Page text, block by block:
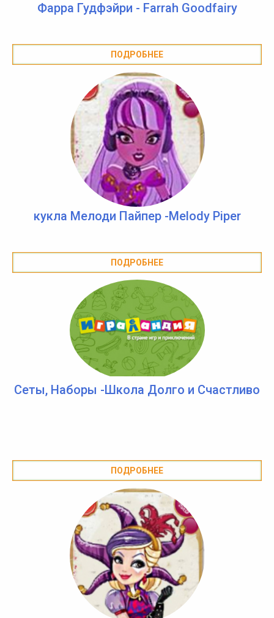
Фарра Гудфэйри - Farrah Goodfairy
ПОДРОБНЕЕ
кукла Мелоди Пайпер -Melody Piper
ПОДРОБНЕЕ
Сеты, Наборы -Школа Долго и Счастливо
ПОДРОБНЕЕ